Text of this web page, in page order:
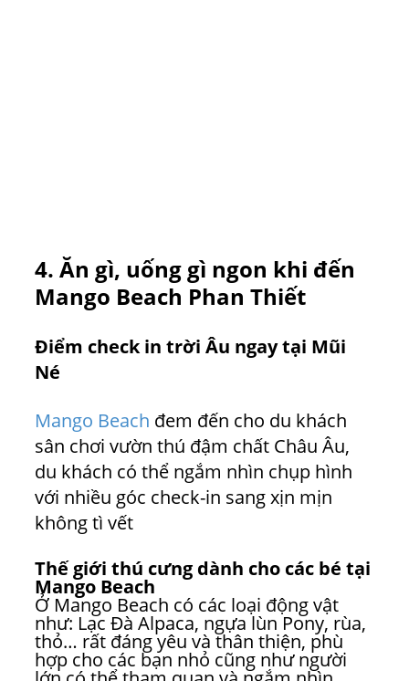
4. Ăn gì, uống gì ngon khi đến
Mango Beach Phan Thiết
Điểm check in trời Âu ngay tại Mũi
Né
Mango Beach đem đến cho du khách
sân chơi vườn thú đậm chất Châu Âu,
du khách có thể ngắm nhìn chụp hình
với nhiều góc check-in sang xịn mịn
không tì vết
Thế giới thú cưng dành cho các bé tại
Mango Beach
Ở Mango Beach có các loại động vật
như: Lạc Đà Alpaca, ngựa lùn Pony, rùa,
thỏ… rất đáng yêu và thân thiện, phù
hợp cho các bạn nhỏ cũng như người